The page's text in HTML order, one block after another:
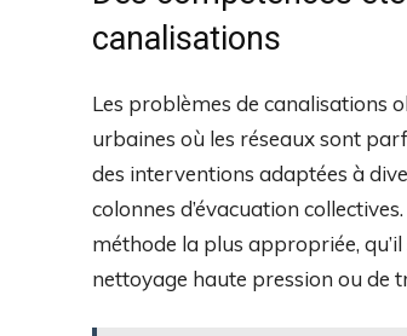
canalisations
Les problèmes de canalisations
urbaines où les réseaux sont
des interventions adaptées à
colonnes d’évacuation
méthode la plus appropriée,
nettoyage haute pression ou de